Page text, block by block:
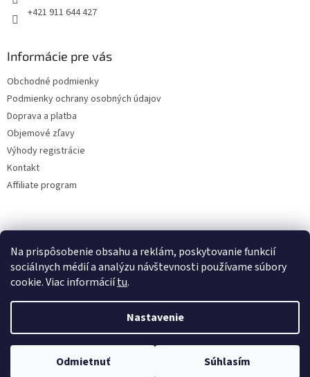
Na prispôsobenie obsahu a reklám, poskytovanie funkcií
sociálnych médií a analýzu návštevnosti používame súbory
cookie. Viac informáciítu.
Nastavenie
Odmietnuť Súhlasím
+421 911 644 427
Informácie pre vás
Obchodné podmienky
Podmienky ochrany osobných údajov
Doprava a platba
Objemové zľavy
Výhody registrácie
Kontakt
Affiliate program
Copyright 2026lacne-dekoracie.sk. Všetky práva vyhradené.
Upraviť nastavenie cookies